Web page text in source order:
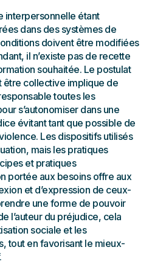
interpersonnelle étant
dans des systèmes de
doivent être modifiées
il n’existe pas de recette
souhaitée. Le postulat
être collective implique de
toutes les
s’autonomiser dans une
évitant tant que possible de
Les dispositifs utilisés
mais les pratiques
et pratiques
portée aux besoins offre aux
et d’expression de ceux-
une forme de pouvoir
l’auteur du préjudice, cela
sociale et les
tout en favorisant le mieux-